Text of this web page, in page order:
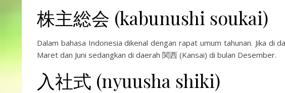
株主総会 (kabunushi soukai)
Dalam bahasa Indonesia dikenal dengan rapat umum tahunan. Jika di
Maret dan Juni sedangkan di daerah 関西 (Kansai) di bulan Desember.
入社式 (nyuusha shiki)